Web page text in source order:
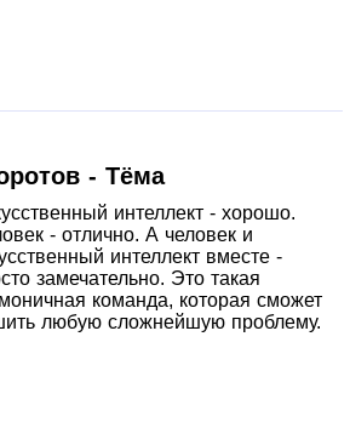
- Тёма
интеллект - хорошо.
- отлично. А человек и
интеллект вместе -
замечательно. Это такая
команда, которая сможет
любую сложнейшую проблему.